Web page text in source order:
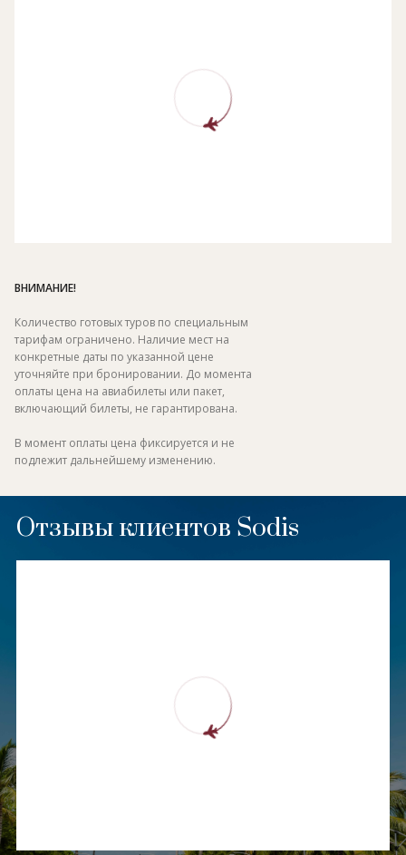
ВНИМАНИЕ!
Количество готовых туров по специальным
тарифам ограничено. Наличие мест на
конкретные даты по указанной цене
уточняйте при бронировании. До момента
оплаты цена на авиабилеты или пакет,
включающий билеты, не гарантирована.
В момент оплаты цена фиксируется и не
подлежит дальнейшему изменению.
Отзывы клиентов Sodis